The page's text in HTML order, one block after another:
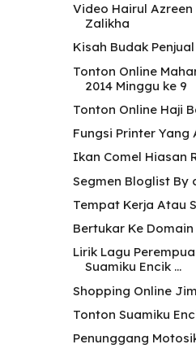
Video Hairul
Zalikha
Kisah Budak
Tonton Online
2014 Minggu ke 9
Tonton Online Haji
Fungsi Printer Yang
Ikan Comel Hiasan
Segmen Bloglist By
Tempat Kerja Atau
Bertukar Ke
Lirik Lagu
Suamiku Encik ...
Shopping Online
Tonton Suamiku
Penunggang